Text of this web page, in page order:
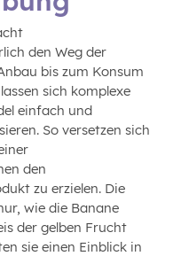
den Weg der
bis zum Konsum
sich komplexe
einfach und
So versetzen sich
den
zu erzielen. Die
wie die Banane
der gelben Frucht
sie einen Einblick in